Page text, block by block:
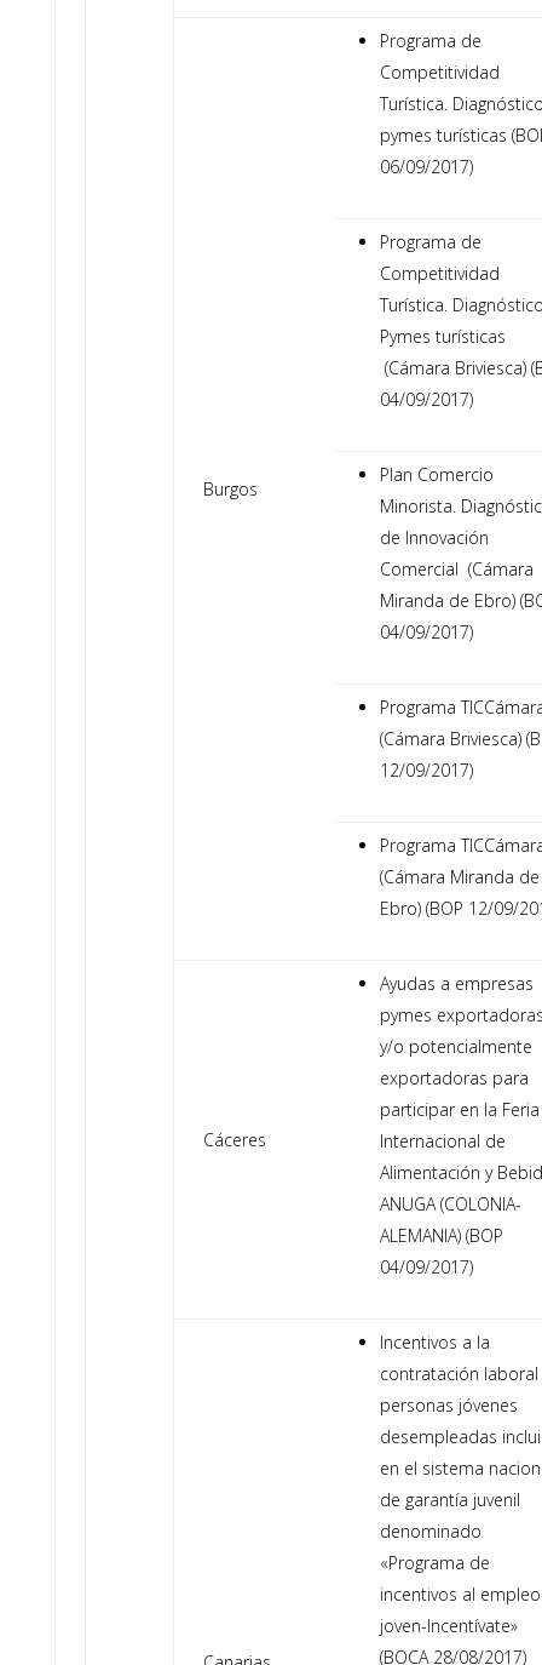
Burgos
Programa de
Competitividad
Turística.
pymes turísticas
06/09/2017)
Programa de
Competitividad
Turística.
Pymes turísticas
(Cámara Briviesca)
04/09/2017)
Plan Comercio
Minorista.
de Innovación
Comercial (Cámara
Miranda de Ebro)
04/09/2017)
Programa
(Cámara Briviesca)
12/09/2017)
Programa
(Cámara Miranda de
Ebro) (BOP 12/09/
Cáceres
Ayudas a empresas
pymes
y/o potencialmente
exportadoras para
participar en la Feria
Internacional de
Alimentación y
ANUGA (COLONIA-
ALEMANIA) (BOP
04/09/2017)
Incentivos a la
contratación
personas jóvenes
desempleadas
en el sistema
de garantía juvenil
denominado
«Programa de
incentivos al empleo
joven-Incentívate»
(BOCA 28/08/2017)